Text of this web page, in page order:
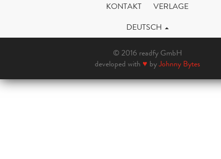
KONTAKT
VERLAGE
DEUTSCH
© 2016 readfy GmbH
developed with ♥ byJohnny Bytes